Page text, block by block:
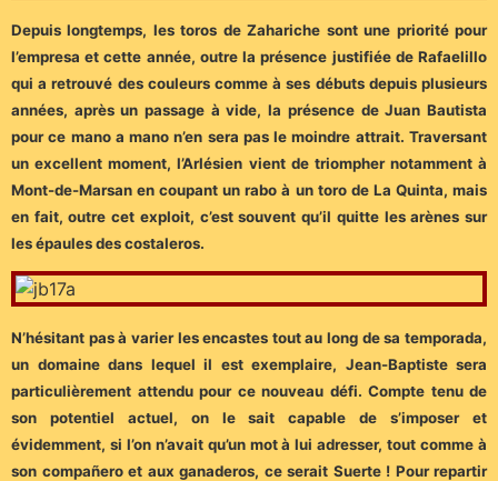
Depuis longtemps, les toros de Zahariche sont une priorité pour
l’empresa et cette année, outre la présence justifiée de Rafaelillo
qui a retrouvé des couleurs comme à ses débuts depuis plusieurs
années, après un passage à vide, la présence de Juan Bautista
pour ce mano a mano n’en sera pas le moindre attrait. Traversant
un excellent moment, l’Arlésien vient de triompher notamment à
Mont-de-Marsan en coupant un rabo à un toro de La Quinta, mais
en fait, outre cet exploit, c’est souvent qu’il quitte les arènes sur
les épaules des costaleros.
N’hésitant pas à varier les encastes tout au long de sa temporada,
un domaine dans lequel il est exemplaire, Jean-Baptiste sera
particulièrement attendu pour ce nouveau défi. Compte tenu de
son potentiel actuel, on le sait capable de s’imposer et
évidemment, si l’on n’avait qu’un mot à lui adresser, tout comme à
son compañero et aux ganaderos, ce serait Suerte ! Pour repartir